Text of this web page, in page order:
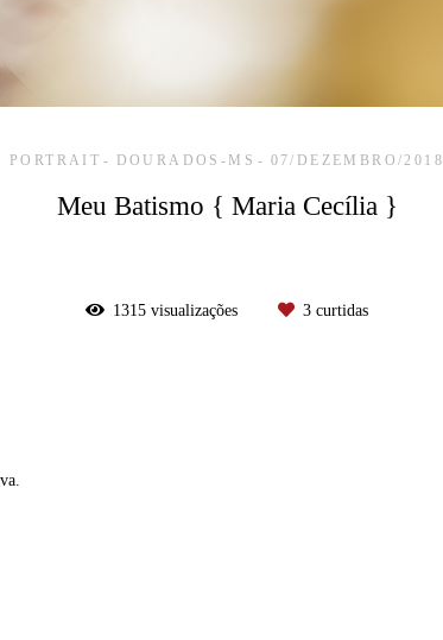
PORTRAIT DOURADOS-MS 07/DEZEMBRO/2018
Meu Batismo { Maria Cecília }
1315 visualizações 3 curtidas